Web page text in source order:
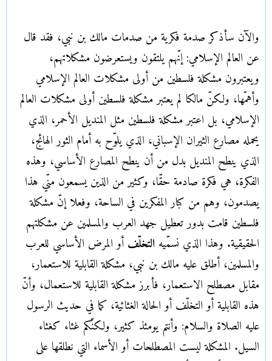
والآن سأذكر صدمة فكرية من صدمات مالك بن نبي، فقد قال
عن العالم الإسلامي: إنّهم يلتقون ويستعرضون مشكلاتهم،
ويعتبرون مشكلة فلسطين من أولى مشكلات العالم الإسلامي
وأهمّها، ولكنّ مالكا لم يعتبر مشكلة فلسطين أولى مشكلات العالم
الإسلامي، بل اعتبر مشكلة فلسطين مثل المنديل الأحمر، الذي
يحمله مصارع الثيران الإسباني، الذي يلوّح به أمام الثور الهائج،
الذي ينطح المنديل بدل من أن ينطح المصارع الأساسي، وهذه
الفكرة، هي فكرة صادمة حقّا، وكثير من الذين يسمعون منّي هذا
يصدمون، وهم من كبار المفكرين في الساحة، وفعلا إنّ مشكلة
فلسطين قامت بدور تعطيل جهد العرب والمسلمين عن مشكلتهم
الحقيقية. وهذا الذي نسمّيه التخلّفأو المرض الأساسي للعرب
والمسلمين، أطلق عليه مالك بن نبي، مشكلة القابلية للاستعمار،
مقابل مصطلح الاستعمار، فأبرز مشكلة القابلية للاستعمال، وأنّ
هذه القابلية أو التخلّف أو الحالة الغثائية، كما في حديث الرسول
عليه الصلاة والسلام: وأنتم يومئذ كثير، ولكنّكم غثاء كغثاء
السيل. المشكلة ليست المصطلحات أو الأسماء التي نطلقها على